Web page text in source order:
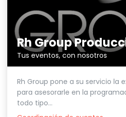
Rh Group
Tus eventos, con nosotros
Rh Group pone a su servicio la
para asesorarle en la
todo tipo...